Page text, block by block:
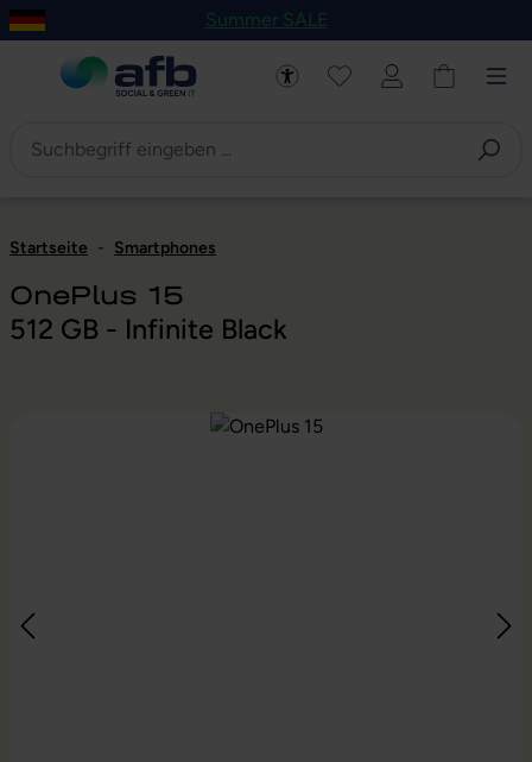
Hauptinhalt springen
Zur Navigation der B2B-Plattform springen
Summer SALE
Startseite - Smartphones
OnePlus 15
512 GB - Infinite Black
Bildergalerie überspringen